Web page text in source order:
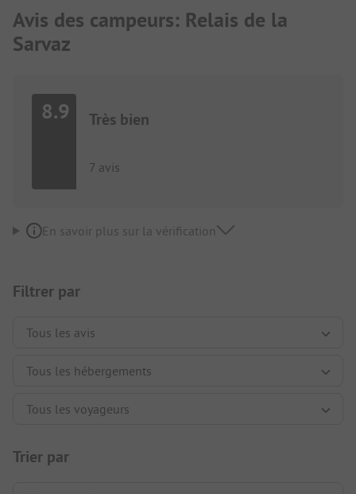
Avis des campeurs: Relais de la
Sarvaz
8.9 Très bien
7 avis
En savoir plus sur la vérification
Filtrer par
Trier par